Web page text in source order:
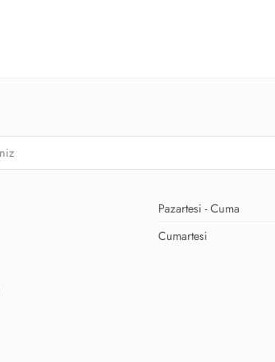
Pazartesi - Cuma
Cumartesi